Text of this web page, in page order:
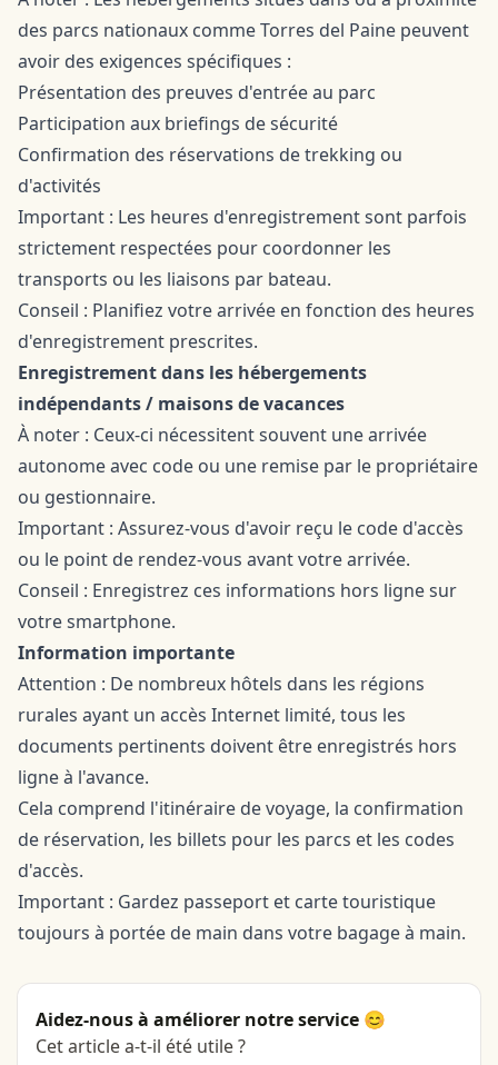
des parcs nationaux comme Torres del Paine peuvent
avoir des exigences spécifiques :
Présentation des preuves d'entrée au parc
Participation aux briefings de sécurité
Confirmation des réservations de trekking ou
d'activités
Important : Les heures d'enregistrement sont parfois
strictement respectées pour coordonner les
transports ou les liaisons par bateau.
Conseil : Planifiez votre arrivée en fonction des heures
d'enregistrement prescrites.
Enregistrement dans les hébergements
indépendants / maisons de vacances
À noter : Ceux-ci nécessitent souvent une arrivée
autonome avec code ou une remise par le propriétaire
ou gestionnaire.
Important : Assurez-vous d'avoir reçu le code d'accès
ou le point de rendez-vous avant votre arrivée.
Conseil : Enregistrez ces informations hors ligne sur
votre smartphone.
Information importante
Attention : De nombreux hôtels dans les régions
rurales ayant un accès Internet limité, tous les
documents pertinents doivent être enregistrés hors
ligne à l'avance.
Cela comprend l'itinéraire de voyage, la confirmation
de réservation, les billets pour les parcs et les codes
d'accès.
Important : Gardez passeport et carte touristique
toujours à portée de main dans votre bagage à main.
Aidez-nous à améliorer notre service 😊
Cet article a-t-il été utile ?